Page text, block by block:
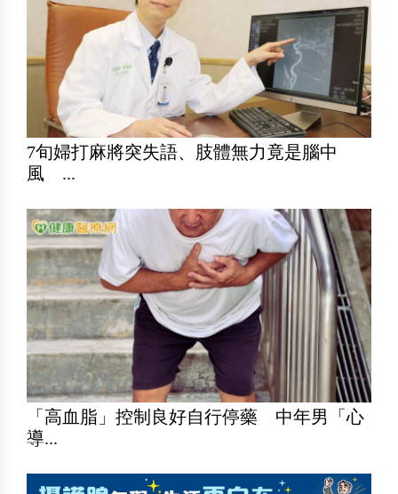
7旬婦打麻將突失語、肢體無力竟是腦中
風 ...
「高血脂」控制良好自行停藥 中年男「心
導...